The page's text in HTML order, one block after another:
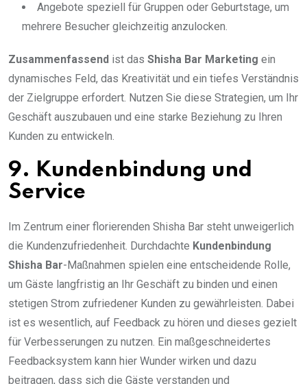
Angebote speziell für Gruppen oder Geburtstage, um
mehrere Besucher gleichzeitig anzulocken.
Zusammenfassend ist das Shisha Bar Marketing ein
dynamisches Feld, das Kreativität und ein tiefes Verständnis
der Zielgruppe erfordert. Nutzen Sie diese Strategien, um Ihr
Geschäft auszubauen und eine starke Beziehung zu Ihren
Kunden zu entwickeln.
9. Kundenbindung und
Service
Im Zentrum einer florierenden Shisha Bar steht unweigerlich
die Kundenzufriedenheit. Durchdachte Kundenbindung
Shisha Bar-Maßnahmen spielen eine entscheidende Rolle,
um Gäste langfristig an Ihr Geschäft zu binden und einen
stetigen Strom zufriedener Kunden zu gewährleisten. Dabei
ist es wesentlich, auf Feedback zu hören und dieses gezielt
für Verbesserungen zu nutzen. Ein maßgeschneidertes
Feedbacksystem kann hier Wunder wirken und dazu
beitragen, dass sich die Gäste verstanden und